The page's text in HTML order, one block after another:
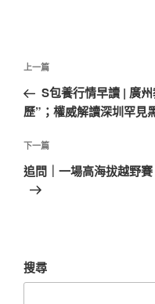
文
導
覽
上
一
篇
章
上一篇
S包養行情早讀 | 廣
歷”；權威解讀深圳罕見
下
一
篇
下一篇
追問｜一場高海拔越野
搜尋